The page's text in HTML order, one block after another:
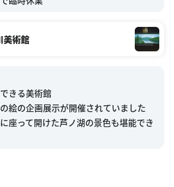
美術館
きる美術館
絵の企画展示が開催されていました
座って開けた芦ノ湖の景色も堪能でき